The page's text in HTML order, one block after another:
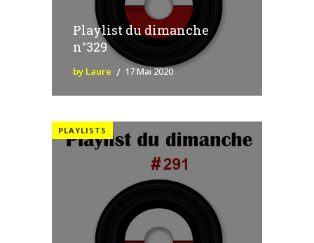
Playlist du dimanche
n°329
by Laure 17 Mai 2020
PLAYLISTS